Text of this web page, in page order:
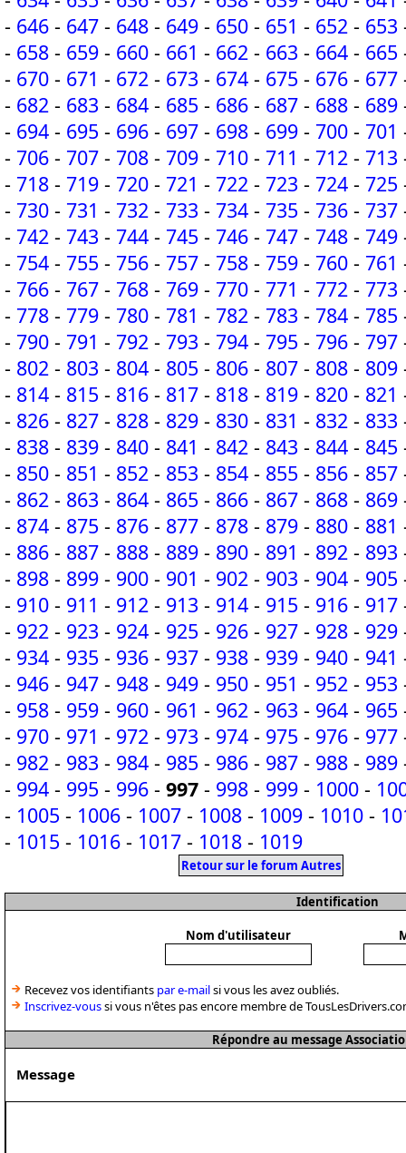
- 646 - 647 - 648 - 649 - 650 - 651 - 652 - 653
- 658 - 659 - 660 - 661 - 662 - 663 - 664 - 665
- 670 - 671 - 672 - 673 - 674 - 675 - 676 - 677
- 682 - 683 - 684 - 685 - 686 - 687 - 688 - 689
- 694 - 695 - 696 - 697 - 698 - 699 - 700 - 701
- 706 - 707 - 708 - 709 - 710 - 711 - 712 - 713
- 718 - 719 - 720 - 721 - 722 - 723 - 724 - 725
- 730 - 731 - 732 - 733 - 734 - 735 - 736 - 737
- 742 - 743 - 744 - 745 - 746 - 747 - 748 - 749
- 754 - 755 - 756 - 757 - 758 - 759 - 760 - 761
- 766 - 767 - 768 - 769 - 770 - 771 - 772 - 773
- 778 - 779 - 780 - 781 - 782 - 783 - 784 - 785
- 790 - 791 - 792 - 793 - 794 - 795 - 796 - 797
- 802 - 803 - 804 - 805 - 806 - 807 - 808 - 809
- 814 - 815 - 816 - 817 - 818 - 819 - 820 - 821
- 826 - 827 - 828 - 829 - 830 - 831 - 832 - 833
- 838 - 839 - 840 - 841 - 842 - 843 - 844 - 845
- 850 - 851 - 852 - 853 - 854 - 855 - 856 - 857
- 862 - 863 - 864 - 865 - 866 - 867 - 868 - 869
- 874 - 875 - 876 - 877 - 878 - 879 - 880 - 881
- 886 - 887 - 888 - 889 - 890 - 891 - 892 - 893
- 898 - 899 - 900 - 901 - 902 - 903 - 904 - 905
- 910 - 911 - 912 - 913 - 914 - 915 - 916 - 917
- 922 - 923 - 924 - 925 - 926 - 927 - 928 - 929
- 934 - 935 - 936 - 937 - 938 - 939 - 940 - 941
- 946 - 947 - 948 - 949 - 950 - 951 - 952 - 953
- 958 - 959 - 960 - 961 - 962 - 963 - 964 - 965
- 970 - 971 - 972 - 973 - 974 - 975 - 976 - 977
- 982 - 983 - 984 - 985 - 986 - 987 - 988 - 989
- 994 - 995 - 996 - 997 - 998 - 999 - 1000 -
- 1005 - 1006 - 1007 - 1008 - 1009 - 1010 -
- 1015 - 1016 - 1017 - 1018 - 1019
Retour sur le forum Autres
Identification
Nom d'utilisateur
Recevez vos identifiants par e-mailsi vous les avez oubliés.
Inscrivez-voussi vous n'êtes pas encore membre de
Répondre au message
Message